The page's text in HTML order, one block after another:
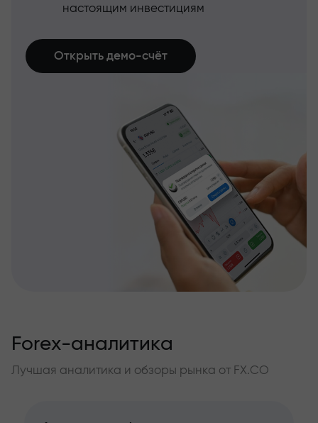
настоящим инвестициям
Открыть демо-счёт
Forex-аналитика
Лучшая аналитика и обзоры рынка от FX.CO